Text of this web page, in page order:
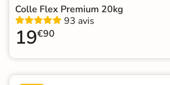
Colle Flex Premium 20kg
93 avis
19€90